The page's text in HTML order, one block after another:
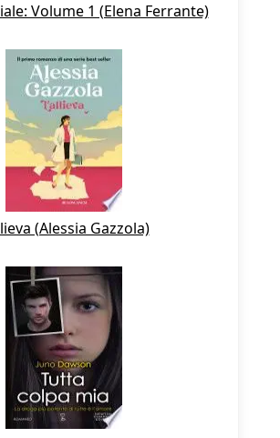
Volume 1 (Elena Ferrante)
(Alessia Gazzola)